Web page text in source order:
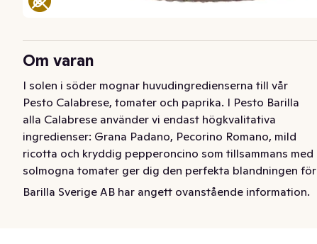
Om varan
I solen i söder mognar huvudingredienserna till vår
Pesto Calabrese, tomater och paprika. I Pesto Barilla
alla Calabrese använder vi endast högkvalitativa
ingredienser: Grana Padano, Pecorino Romano, mild
ricotta och kryddig pepperoncino som tillsammans med
solmogna tomater ger dig den perfekta blandningen för
en röd pesto!
Barilla Sverige AB har angett ovanstående information.